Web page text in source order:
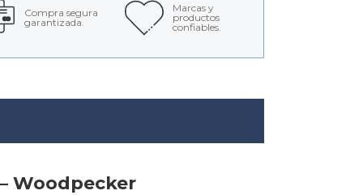
Compra segura
garantizada.
Marcas y
productos
confiables.
Woodpecker